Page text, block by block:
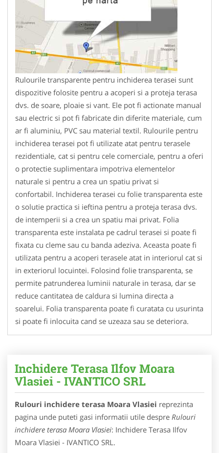
Rulourile transparente pentru inchiderea terasei sunt
dispozitive folosite pentru a acoperi si a proteja terasa
dvs. de soare, ploaie si vant. Ele pot fi actionate manual
sau electric si pot fi fabricate din diferite materiale, cum
ar fi aluminiu, PVC sau material textil. Rulourile pentru
inchiderea terasei pot fi utilizate atat pentru terasele
rezidentiale, cat si pentru cele comerciale, pentru a oferi
o protectie suplimentara impotriva elementelor
naturale si pentru a crea un spatiu privat si
confortabil. Inchiderea terasei cu folie transparenta este
o solutie practica si ieftina pentru a proteja terasa dvs.
de intemperii si a crea un spatiu mai privat. Folia
transparenta este instalata pe cadrul terasei si poate fi
fixata cu cleme sau cu banda adeziva. Aceasta poate fi
utilizata pentru a acoperi terasele atat in interiorul cat si
in exteriorul locuintei. Folosind folie transparenta, se
permite patrunderea luminii naturale in terasa, dar se
reduce cantitatea de caldura si lumina directa a
soarelui. Folia transparenta poate fi curatata cu usurinta
si poate fi inlocuita cand se uzeaza sau se deteriora.
Inchidere Terasa Ilfov Moara
Vlasiei - IVANTICO SRL
Rulouri inchidere terasa Moara Vlasiei reprezinta
pagina unde puteti gasi informatii utile despre Rulouri
inchidere terasa Moara Vlasiei: Inchidere Terasa Ilfov
Moara Vlasiei - IVANTICO SRL.